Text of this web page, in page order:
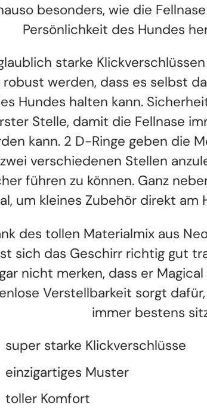
besonders, wie die
Persönlichkeit des Hundes
starke
robust werden, dass es selbst
Hundes halten kann.
Stelle, damit die Fellnase
kann. 2 D-Ringe geben die
verschiedenen Stellen
führen zu können. Ganz
um kleines Zubehör direkt am
des tollen Materialmix aus
sich das Geschirr richtig gut
gar nicht merken, dass er
Verstellbarkeit sorgt
immer bestens
super starke Klickverschlüsse
einzigartiges Muster
toller Komfort